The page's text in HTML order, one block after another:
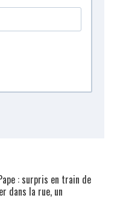
: surpris en train de
dans la rue, un